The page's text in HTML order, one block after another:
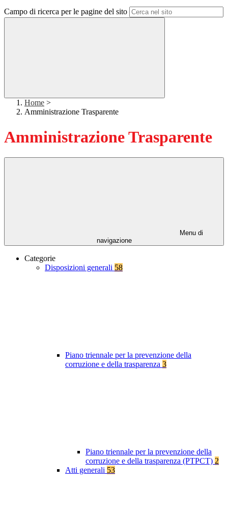
Campo di ricerca per le pagine del sito
Home >
Amministrazione Trasparente
Amministrazione Trasparente
Menu di
navigazione
Categorie
Disposizioni generali 58
Piano triennale per la prevenzione della
corruzione e della trasparenza 3
Piano triennale per la prevenzione della
corruzione e della trasparenza (PTPCT) 2
Atti generali 53